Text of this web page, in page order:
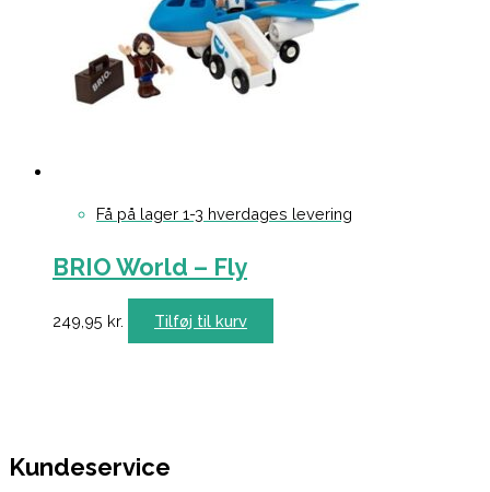
Få på lager 1-3 hverdages levering
BRIO World – Fly
249,95 kr. Tilføj til kurv
Kundeservice